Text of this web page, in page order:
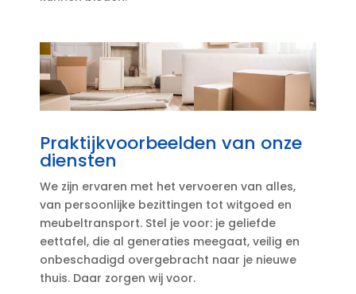
Praktijkvoorbeelden van onze
diensten
We zijn ervaren met het vervoeren van alles,
van persoonlijke bezittingen tot witgoed en
meubeltransport.​ Stel je voor: je geliefde
eettafel, die al generaties meegaat, veilig en
onbeschadigd overgebracht naar je nieuwe
thuis.​ Daar zorgen wij voor.​